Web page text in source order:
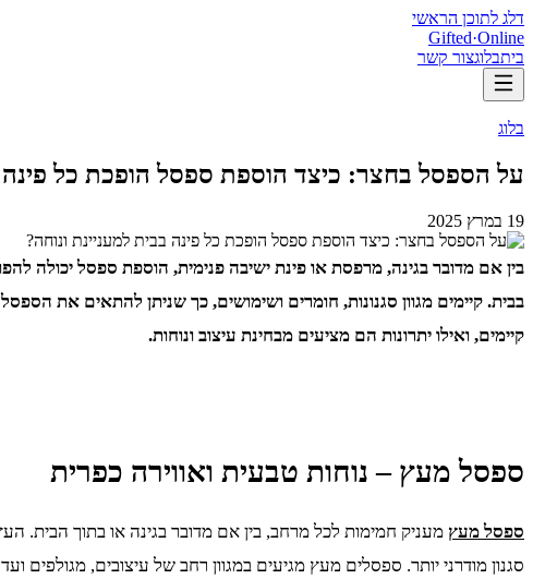
דלג לתוכן הראשי
Gifted·Online
ביתבלוגצור קשר
בלוג
על הספסל בחצר: כיצד הוספת ספסל הופכת כל פינה
19 במרץ 2025
בין אם מדובר בגינה, מרפסת או פינת ישיבה פנימית, הוספת ספסל יכולה
בבית. קיימים מגוון סגנונות, חומרים ושימושים, כך שניתן להתאים את
קיימים, ואילו יתרונות הם מציעים מבחינת עיצוב ונוחות.
ספסל מעץ – נוחות טבעית ואווירה כפרית
ספסל מעץ מעניק חמימות לכל מרחב, בין אם מדובר בגינה או בתוך
סגנון מודרני יותר. ספסלים מעץ מגיעים במגוון רחב של עיצובים, מגולפים